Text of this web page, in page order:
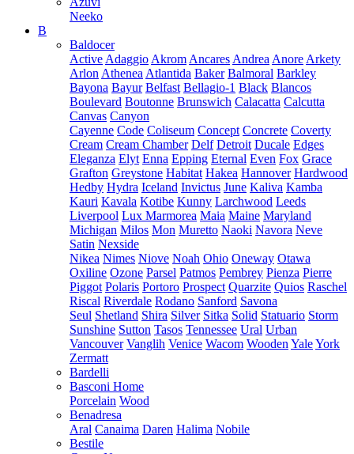
Neeko
B
Baldocer
Active Adaggio Akrom Ancares Andrea Anore Arkety
Arlon Athenea Atlantida Baker Balmoral Barkley
Bayona Bayur Belfast Bellagio-1 Black Blancos
Boulevard Boutonne Brunswich Calacatta Calcutta
Canvas Canyon
Cayenne Code Coliseum Concept Concrete Coverty
Cream Cream Chamber Delf Detroit Ducale Edges
Eleganza Elyt Enna Epping Eternal Even Fox Grace
Grafton Greystone Habitat Hakea Hannover Hardwood
Hedby Hydra Iceland Invictus June Kaliva Kamba
Kauri Kavala Kotibe Kunny Larchwood Leeds
Liverpool Lux Marmorea Maia Maine Maryland
Michigan Milos Mon Muretto Naoki Navora Neve
Satin Nexside
Nikea Nimes Niove Noah Ohio Oneway Otawa
Oxiline Ozone Parsel Patmos Pembrey Pienza Pierre
Piggot Polaris Portoro Prospect Quarzite Quios Raschel
Riscal Riverdale Rodano Sanford Savona
Seul Shetland Shira Silver Sitka Solid Statuario Storm
Sunshine Sutton Tasos Tennessee Ural Urban
Vancouver Vanglih Venice Wacom Wooden YaleYork
Zermatt
Bardelli
Basconi Home
Porcelain Wood
Benadresa
Aral Canaima Daren Halima Nobile
Bestile